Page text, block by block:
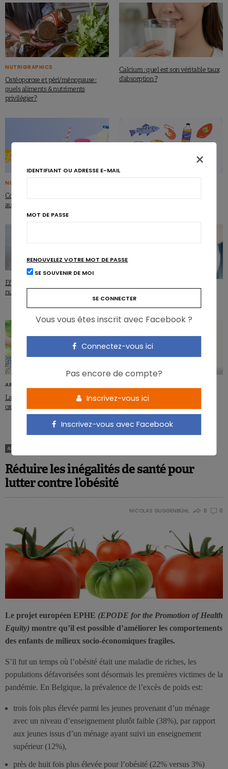
NUTRIGRAPHICS
Ostéoporose et péri/ménopause :
quels aliments & nutriments
privilégier ?
Calcium : quel est son véritable taux
d’absorption ?
NUTRIGRAPHICS
Contribution des produits laitiers
aux apports nutritionnels
Effet matrice: l’équivalence
nutritionnelle, c’est dépassé!
La vitamine D ne prévient pas le
diabète
ARTICLES
La vitamine C réduit le stress
oxydatif lié au sport
Vitamine D et personnes âgées:
ARTICLES
Réduire les inégalités de santé pour
lutter contre l’obésité
NICOLAS GUGGENBÜHL 0 0
Le projet européen EPHE (EPODE for the Promotion of Health
Equity) montre qu’il est possible d’améliorer les comportements
des enfants de milieux socio-économiques fragiles.
S’il fut un temps où l’obésité était une maladie de riches, les
populations défavorisées sont désormais les premières victimes de la
pandémie. En Belgique, la prévalence de l’excès de poids est:
trois fois plus élevée parmi les jeunes provenant d’un ménage
avec un niveau d’enseignement plutôt faible (38%), par rapport
aux jeunes issus d’un ménage ayant suivi un enseignement
supérieur (12%),
près de huit fois plus élevée pour l’obésité (22% versus 3%)
×
IDENTIFIANT OU ADRESSE E-MAIL
MOT DE PASSE
RENOUVELEZ VOTRE MOT DE PASSE
SE SOUVENIR DE MOI
Vous vous êtes inscrit avec Facebook ?
Connectez-vous ici
Pas encore de compte?
Inscrivez-vous ici
Inscrivez-vous avec Facebook